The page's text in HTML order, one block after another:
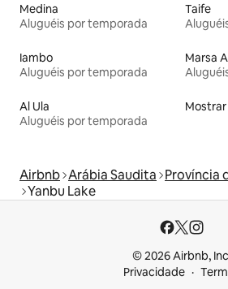
Medina
Aluguéis por temporada
Taife
Iambo
Aluguéis por temporada
Marsa
Al Ula
Aluguéis por temporada
Airbnb Arábia Saudita Província
Yanbu Lake
© 2026 Airbnb,
Privacidade